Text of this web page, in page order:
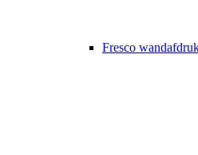
Fresco